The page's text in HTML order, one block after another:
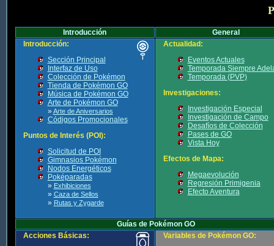
Introducción
General
Introducción:
Sección Principal
Interfaz de Uso
Colección de Pokémon
Tienda de Pokémon GO
Música de Pokémon GO
Arte de Pokémon GO
» Arte de Aniversarios
Códigos Promocionales
Puntos de Interés (POI):
Solicitud de POI
Gimnasios Pokémon
Nodos Energéticos
Poképaradas
» Exhibiciones
» Caza de Sellos
» Rutas y Zygarde
Actualidad:
Eventos Actuales
Temporada Siempre
Temporada (PVP)
Investigaciones:
Investigación Especial
Investigación de Campo
Desafíos de Colección
Pases de GO
Vista Hoy
Efectos de Mapa:
Megaevolución
Regresión Primigenia
Efecto Aventura
Guías de Pokémon GO
Acciones Básicas:
Variables de Pokémon GO: